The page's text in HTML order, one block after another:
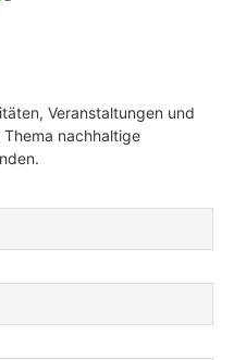
Veranstaltungen und
nachhaltige